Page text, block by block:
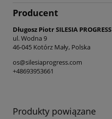
Producent
Długosz Piotr SILESIA PROGRESS
ul. Wodna 9
46-045 Kotórz Mały, Polska
os@silesiaprogress.com
+48693953661
Produkty powiązane